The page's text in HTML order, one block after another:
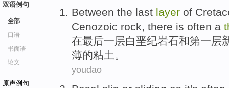
双语例句
全部
口语
书面语
论文
原声例句
Between the last layer of
Cenozoic rock, there is often a
在最后一层白垩纪岩石和第一层
薄的粘土。
youdao